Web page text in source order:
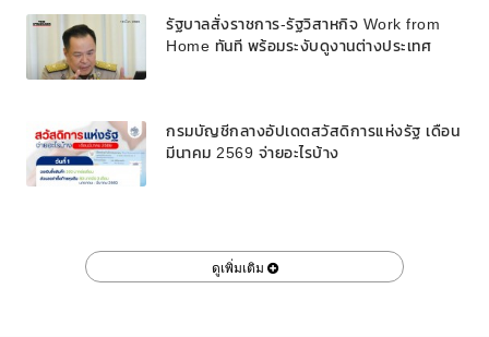
รัฐบาลสั่งราชการ-รัฐวิสาหกิจ Work from
Home ทันที พร้อมระงับดูงานต่างประเทศ
กรมบัญชีกลางอัปเดตสวัสดิการแห่งรัฐ เดือน
มีนาคม 2569 จ่ายอะไรบ้าง
ดูเพิ่มเติม